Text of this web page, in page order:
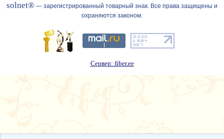
solnet® — зарегистрированный товарный знак. Все права защищены и
охраняются законом.
Сервер: fiber.ee